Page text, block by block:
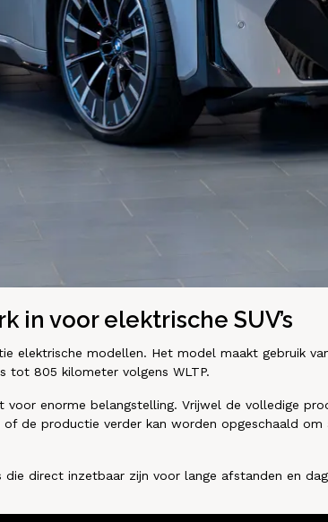
in voor elektrische SUV’s
elektrische modellen. Het model maakt gebruik
tot 805 kilometer volgens WLTP.
enorme belangstelling. Vrijwel de volledige
de productie verder kan worden opgeschaald
direct inzetbaar zijn voor lange afstanden en